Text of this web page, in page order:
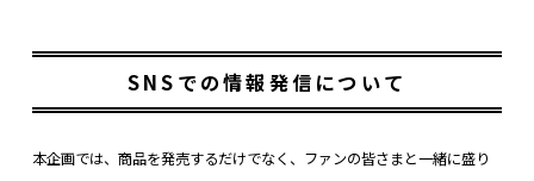
SNSでの情報発信について
本企画では、商品を発売するだけでなく、ファンの皆さまと一緒に盛り